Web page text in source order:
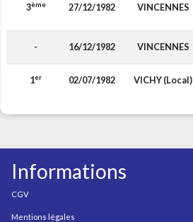
3ème 27/12/1982 VINCENNES
- 16/12/1982 VINCENNES
1er 02/07/1982 VICHY (Local)
Informations
CGV
Mentions légales